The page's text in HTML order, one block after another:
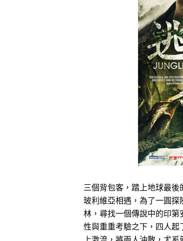
三個背包客，踏上地球最
玻利維亞相遇，為了一圓探
林，尋找一個傳說中的印
性與重重考驗之下，四人起